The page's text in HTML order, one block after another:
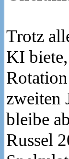
Trotz
KI
zweiten
bleibe
Russel